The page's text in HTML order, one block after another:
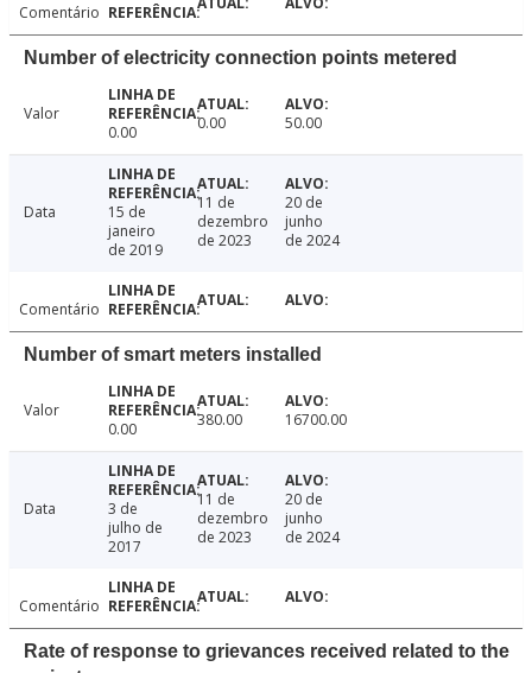
Comentário
Number of electricity connection points metered
Valor
0.00
0.00 50.00
Data
15 de
janeiro
de 2019
11 de
dezembro
de 2023
20 de
junho
de 2024
Comentário
Number of smart meters installed
Valor
0.00
380.00 16700.00
Data
3 de
julho de
2017
11 de
dezembro
de 2023
20 de
junho
de 2024
Comentário
Rate of response to grievances received related to the